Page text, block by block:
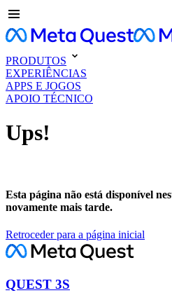
PRODUTOS
EXPERIÊNCIAS
APPS E JOGOS
APOIO TÉCNICO
Ups!
Esta página não está disponível
novamente mais tarde.
Retroceder para a página inicial
QUEST 3S